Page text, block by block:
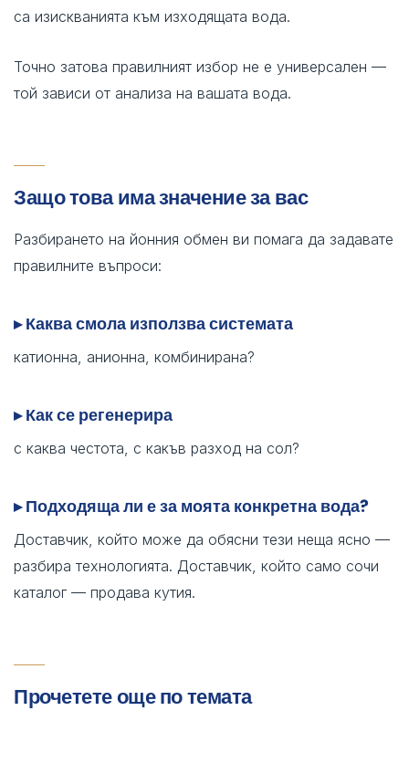
са изискванията към изходящата вода.
Точно затова правилният избор не е универсален —
той зависи от анализа на вашата вода.
Защо това има значение за вас
Разбирането на йонния обмен ви помага да задавате
правилните въпроси:
▸ Каква смола използва системата
катионна, анионна, комбинирана?
▸ Как се регенерира
с каква честота, с какъв разход на сол?
▸ Подходяща ли е за моята конкретна вода?
Доставчик, който може да обясни тези неща ясно —
разбира технологията. Доставчик, който само сочи
каталог — продава кутия.
Прочетете още по темата